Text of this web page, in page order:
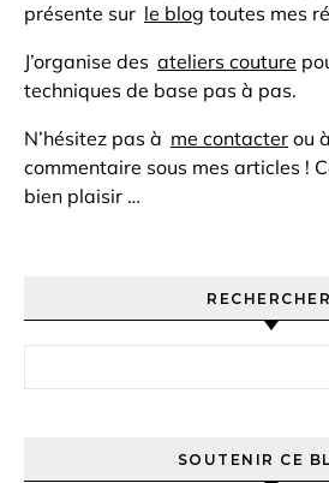
présente sur le blog toutes mes
J’organise des ateliers couture
techniques de base pas à pas.
N’hésitez pas à me contacter ou
commentaire sous mes articles !
bien plaisir …
RECHERCHER
SOUTENIR CE